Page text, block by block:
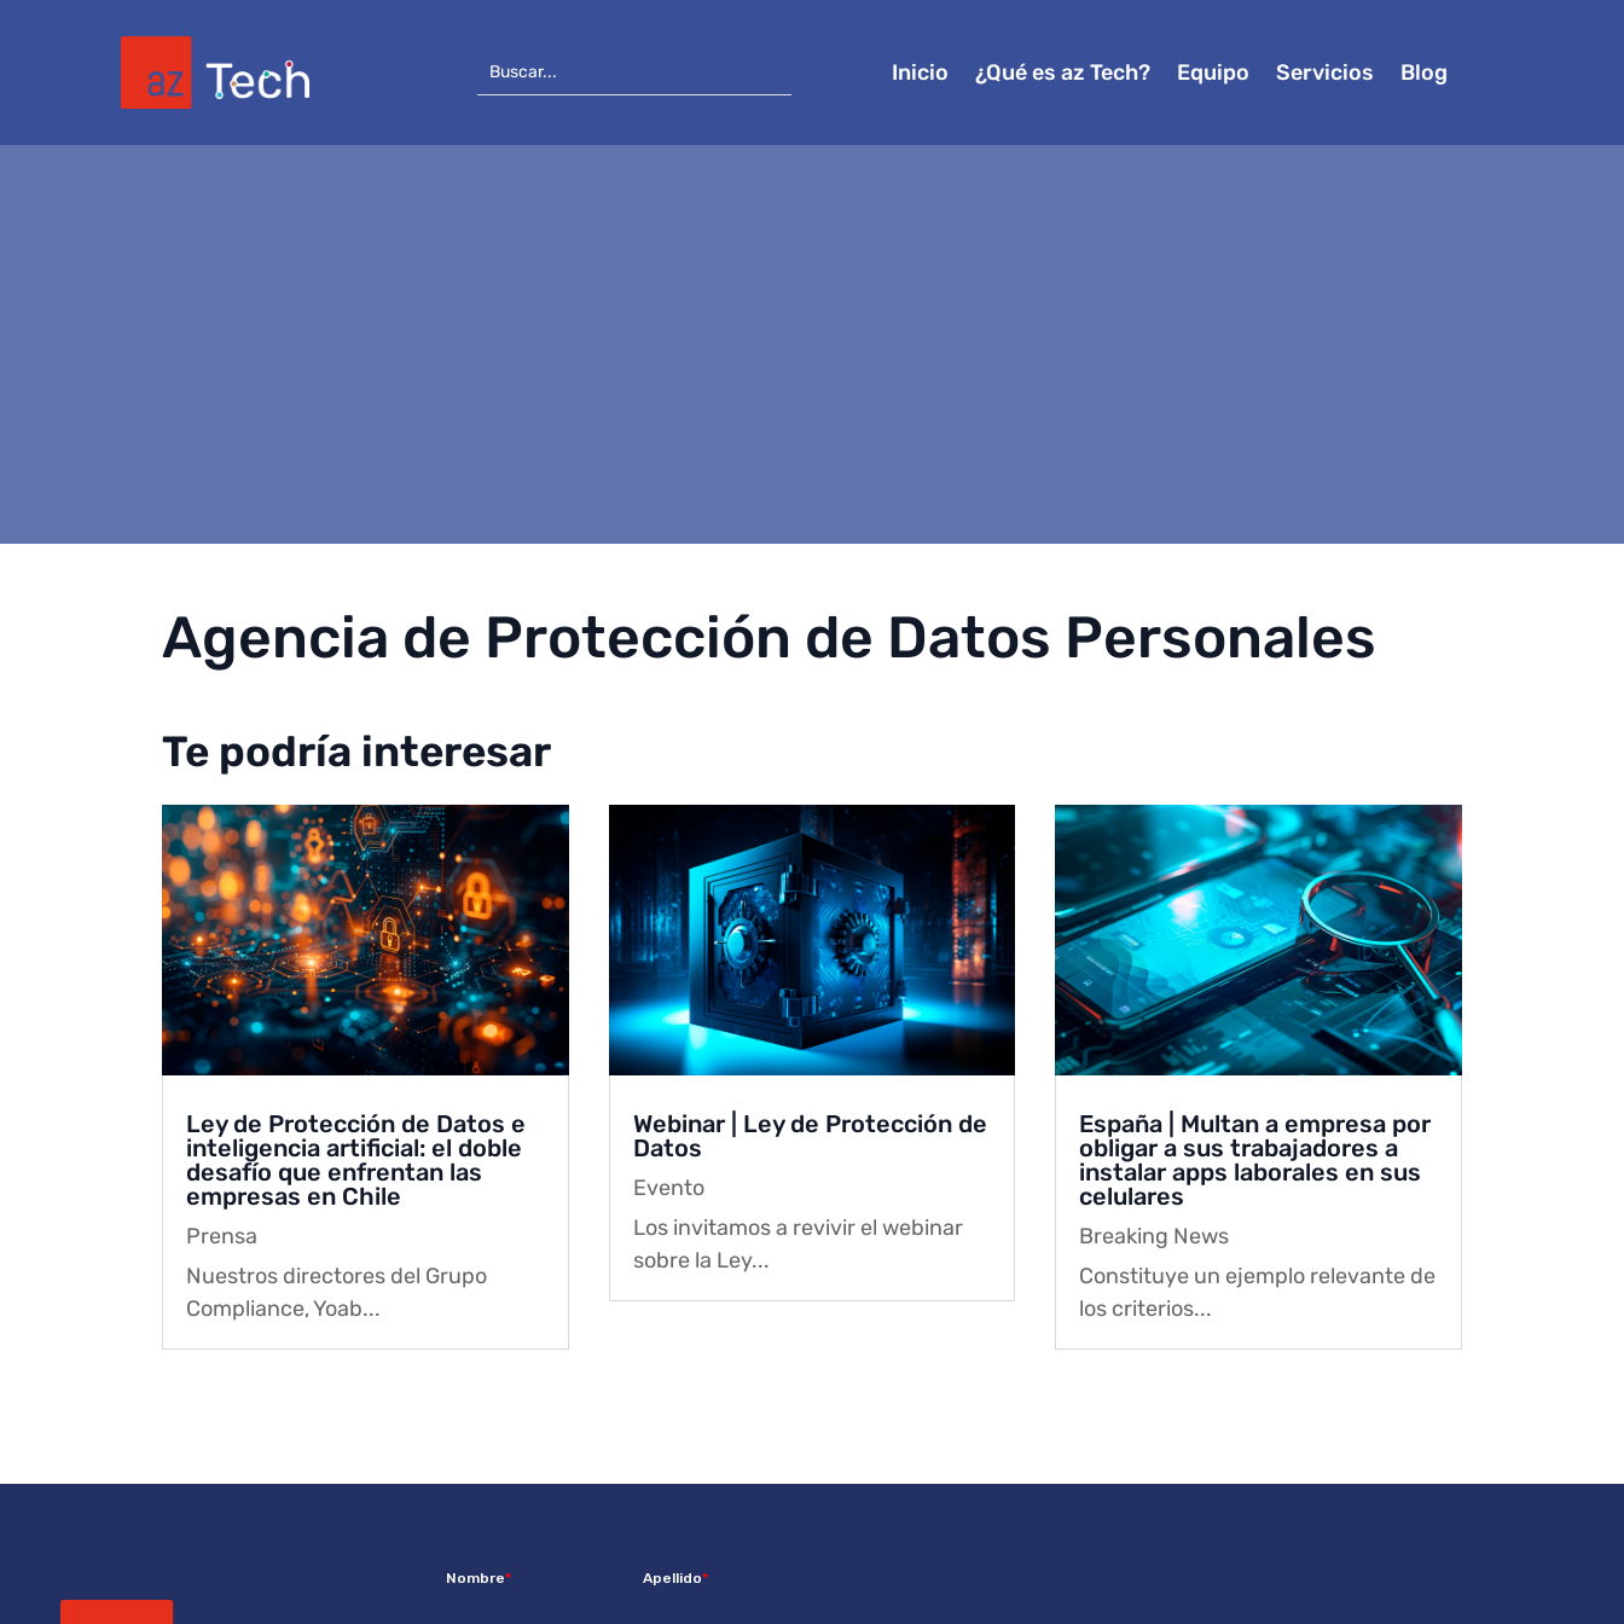
Inicio ¿Qué es az Tech? Equipo Servicios Blog
Agencia de Protección de Datos Personales
Te podría interesar
Ley de Protección de Datos e
inteligencia artificial: el doble
desafío que enfrentan las
empresas en Chile
Prensa
Nuestros directores del Grupo
Compliance, Yoab...
Webinar | Ley de Protección de
Datos
Evento
Los invitamos a revivir el webinar
sobre la Ley...
España | Multan a empresa por
obligar a sus trabajadores a
instalar apps laborales en sus
celulares
Breaking News
Constituye un ejemplo relevante de
los criterios...